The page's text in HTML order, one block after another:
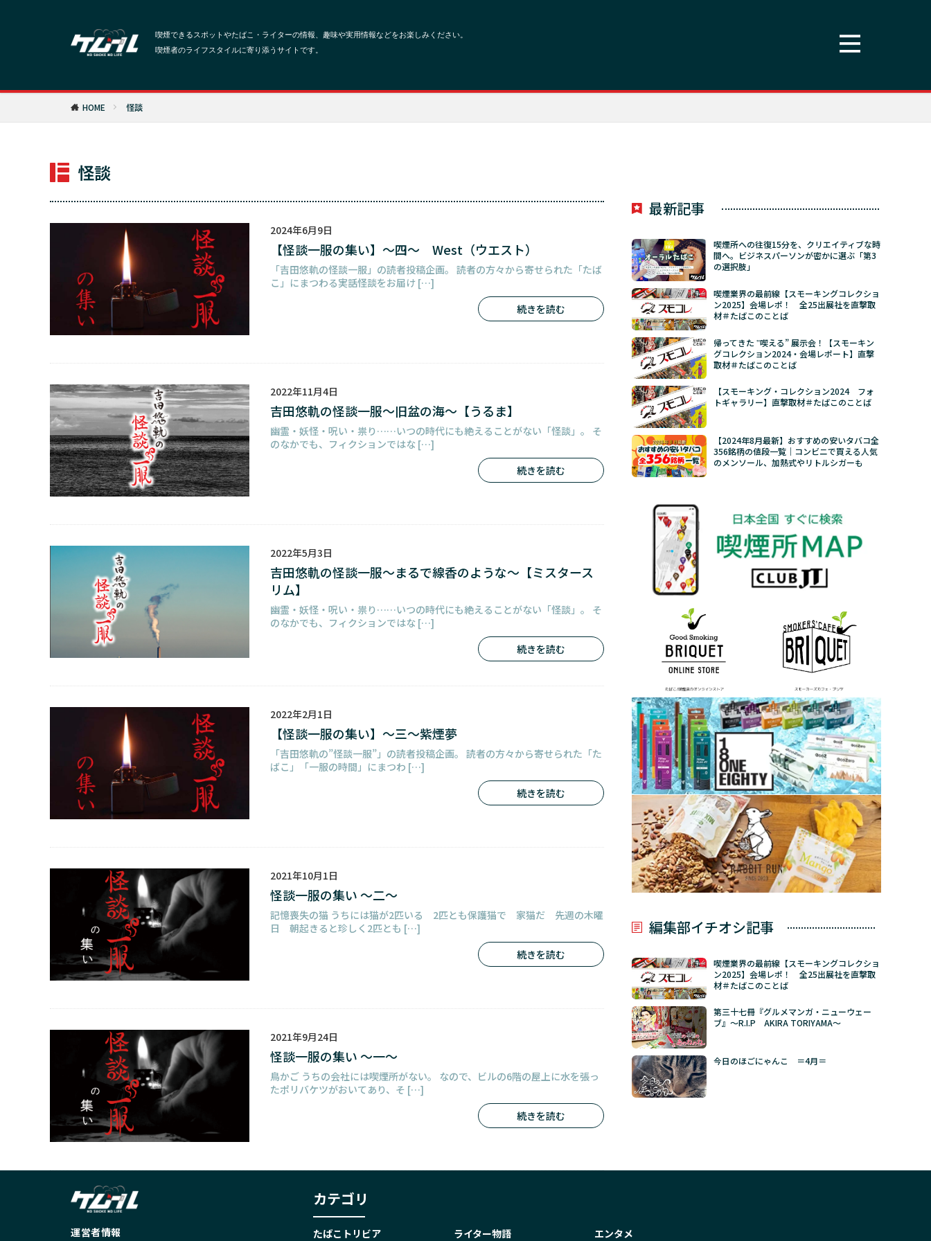
HOME 怪談
怪談
2024年6月9日
【怪談一服の集い】～四～ West（ウエスト）
「吉田悠軌の怪談一服」の読者投稿企画。 読者の方々から寄せられた「たば
こ」にまつわる実話怪談をお届け […]
続きを読む
2022年11月4日
吉田悠軌の怪談一服～旧盆の海～【うるま】
幽霊・妖怪・呪い・祟り……いつの時代にも絶えることがない「怪談」。 そ
のなかでも、フィクションではな […]
続きを読む
2022年5月3日
吉田悠軌の怪談一服～まるで線香のような～【ミスタース
リム】
幽霊・妖怪・呪い・祟り……いつの時代にも絶えることがない「怪談」。 そ
のなかでも、フィクションではな […]
続きを読む
2022年2月1日
【怪談一服の集い】～三～紫煙夢
「吉田悠軌の”怪談一服”」の読者投稿企画。 読者の方々から寄せられた「た
ばこ」「一服の時間」にまつわ […]
続きを読む
2021年10月1日
怪談一服の集い ～二～
記憶喪失の猫 うちには猫が2匹いる 2匹とも保護猫で 家猫だ 先週の木曜
日 朝起きると珍しく2匹とも […]
続きを読む
2021年9月24日
怪談一服の集い ～一～
鳥かご うちの会社には喫煙所がない。 なので、ビルの6階の屋上に水を張っ
たポリバケツがおいてあり、そ […]
続きを読む
最新記事
喫煙所への往復15分を、クリエイティブな時
間へ。ビジネスパーソンが密かに選ぶ「第3
の選択肢」
喫煙業界の最前線【スモーキングコレクショ
ン2025】会場レポ！ 全25出展社を直撃取
材＃たばこのことば
帰ってきた ‟喫える” 展示会！【スモーキン
グコレクション2024・会場レポート】直撃
取材＃たばこのことば
【スモーキング・コレクション2024 フォ
トギャラリー】直撃取材＃たばこのことば
【2024年8月最新】おすすめの安いタバコ全
356銘柄の値段一覧｜コンビニで買える人気
のメンソール、加熱式やリトルシガーも
編集部イチオシ記事
喫煙業界の最前線【スモーキングコレクショ
ン2025】会場レポ！ 全25出展社を直撃取
材＃たばこのことば
第三十七冊『グルメマンガ・ニューウェー
ブ』～R.I.P AKIRA TORIYAMA～
今日のほごにゃんこ ＝4月＝
たばこトリビア ライター物語 エンタメ
運営者情報